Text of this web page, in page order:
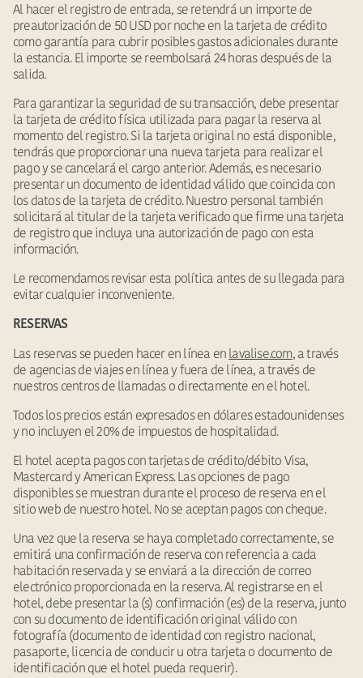
Al hacer el registro de entrada, se retendrá un importe de
preautorización de 50 USD por noche en la tarjeta de crédito
como garantía para cubrir posibles gastos adicionales durante
la estancia. El importe se reembolsará 24 horas después de la
salida.
Para garantizar la seguridad de su transacción, debe presentar
la tarjeta de crédito física utilizada para pagar la reserva al
momento del registro. Si la tarjeta original no está disponible,
tendrás que proporcionar una nueva tarjeta para realizar el
pago y se cancelará el cargo anterior. Además, es necesario
presentar un documento de identidad válido que coincida con
los datos de la tarjeta de crédito. Nuestro personal también
solicitará al titular de la tarjeta verificado que firme una tarjeta
de registro que incluya una autorización de pago con esta
información.
Le recomendamos revisar esta política antes de su llegada para
evitar cualquier inconveniente.
RESERVAS
Las reservas se pueden hacer en línea enlavalise.com, a través
de agencias de viajes en línea y fuera de línea, a través de
nuestros centros de llamadas o directamente en el hotel.
Todos los precios están expresados en dólares estadounidenses
y no incluyen el 20% de impuestos de hospitalidad.
El hotel acepta pagos con tarjetas de crédito/débito Visa,
Mastercard y American Express. Las opciones de pago
disponibles se muestran durante el proceso de reserva en el
sitio web de nuestro hotel. No se aceptan pagos con cheque.
Una vez que la reserva se haya completado correctamente, se
emitirá una confirmación de reserva con referencia a cada
habitación reservada y se enviará a la dirección de correo
electrónico proporcionada en la reserva. Al registrarse en el
hotel, debe presentar la (s) confirmación (es) de la reserva, junto
con su documento de identificación original válido con
fotografía (documento de identidad con registro nacional,
pasaporte, licencia de conducir u otra tarjeta o documento de
identificación que el hotel pueda requerir).